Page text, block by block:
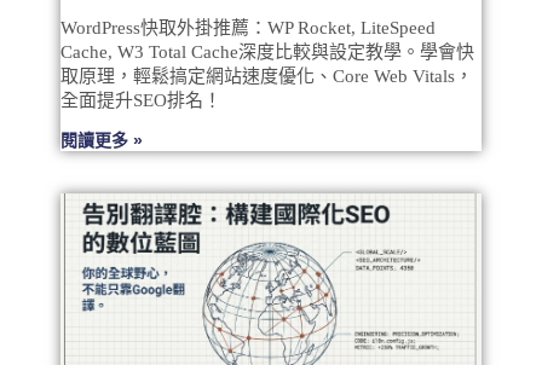
WordPress快取外掛推薦：WP Rocket, LiteSpeed
Cache, W3 Total Cache深度比較與設定教學。學會快
取原理，輕鬆搞定網站速度優化、Core Web Vitals，
全面提升SEO排名！
閱讀更多 »